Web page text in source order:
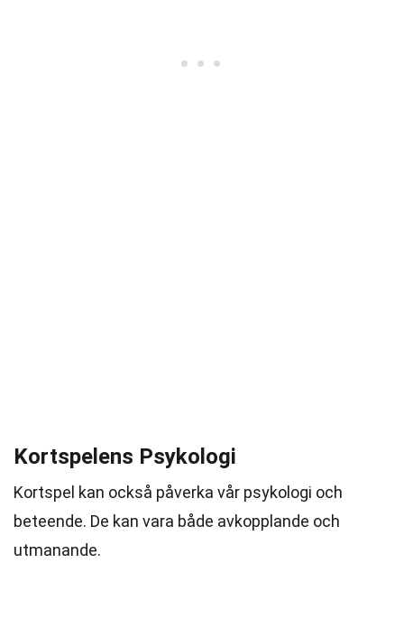
Kortspelens Psykologi
Kortspel kan också påverka vår psykologi och
beteende. De kan vara både avkopplande och
utmanande.